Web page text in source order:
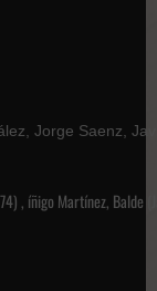
Jorge Saenz,
, íñigo Martínez,